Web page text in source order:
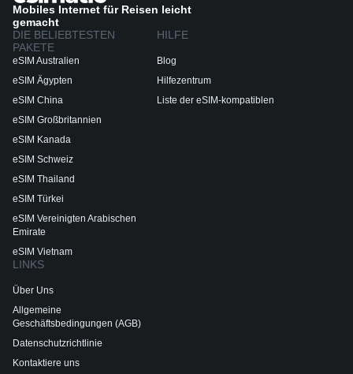
Mobiles Internet für Reisen leicht
gemacht
DIE BELIEBTESTEN
PAKETE
eSIM Australien
eSIM Ägypten
eSIM China
eSIM Großbritannien
eSIM Kanada
eSIM Schweiz
eSIM Thailand
eSIM Türkei
eSIM Vereinigten Arabischen
Emirate
eSIM Vietnam
HILFE
Blog
Hilfezentrum
Liste der eSIM-kompatiblen
LINKS
Über Uns
Allgemeine
Geschäftsbedingungen (AGB)
Datenschutzrichtlinie
Kontaktiere uns